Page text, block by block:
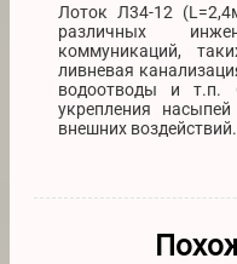
Лоток Л34-12
различных
коммуникаций,
ливневая
водоотводы и т.п.
укрепления
внешних воздействий.